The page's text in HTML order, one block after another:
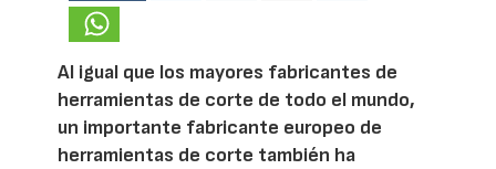
Al igual que los mayores fabricantes de
herramientas de corte de todo el mundo,
un importante fabricante europeo de
herramientas de corte también ha